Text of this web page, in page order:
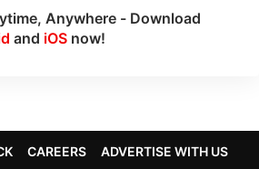
Anywhere - Download
and iOS now!
CAREERS
ADVERTISE WITH US